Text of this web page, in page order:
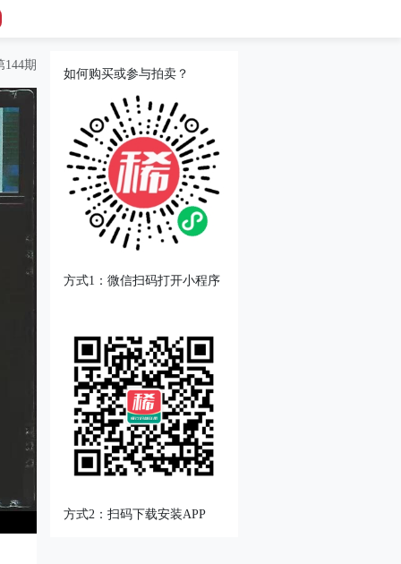
144期
如何购买或参与拍卖？
方式1：微信扫码打开小程序
方式2：扫码下载安装APP